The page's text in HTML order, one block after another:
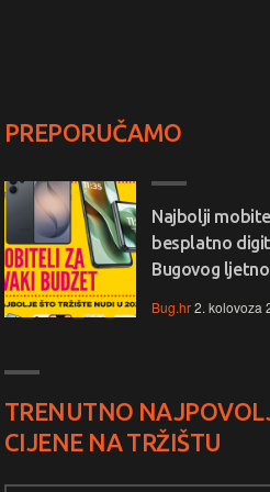
PREPORUČAMO
Najbolji
besplatno
Bugovog
Bug.hr2. kolovoza
TRENUTNO
CIJENE NA TRŽIŠTU